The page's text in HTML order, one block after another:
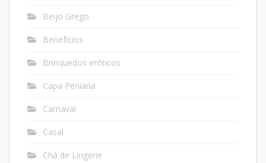
Beijo Grego
Benefícios
Brinquedos eróticos
Capa Peniana
Carnaval
Casal
Chá de Lingerie